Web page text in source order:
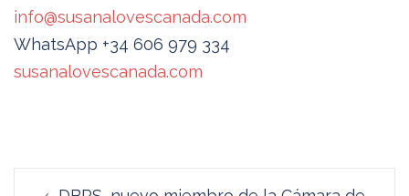
info@susanalovescanada.com
WhatsApp +34 606 979 334
susanalovescanada.com